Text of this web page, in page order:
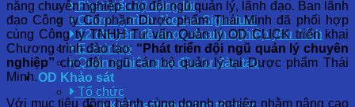
Phát triển kỹ năng lõi
Chương trình đào tạo Signature
12 chuyên đề được doanh nghiệp yêu thích
E-training
Quản trị hiệu quả đầu tư đào tạo
OD Khảo sát
Tổ chức
năng chuyên nghiệp cho đội ngũ quản lý, lãnh đạo. Ban lãnh
đạo Công ty Cổ phần Dược phẩm Thái Minh đã phối hợp
cùng Công ty TNHH Tư vấn Quản lý OD CLICK triển khai
Chương trình đào tạo: “Phát triển đội ngũ quản lý chuyên
nghiệp”cho đội ngũ cán bộ quản lý tại Dược phẩm Thái
Minh.
Với mục tiêu đồng hành cùng doanh nghiệp nhằm nâng cao